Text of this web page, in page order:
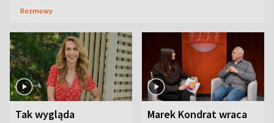
Rozmowy
Tak wygląda
Marek Kondrat wraca